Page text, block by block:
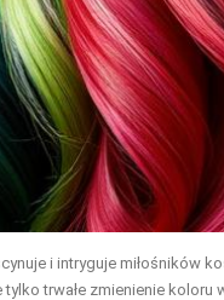
i intryguje miłośników
trwałe zmienienie koloru